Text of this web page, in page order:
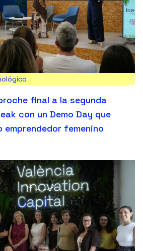
final a la segunda
con un Demo Day que
femenino